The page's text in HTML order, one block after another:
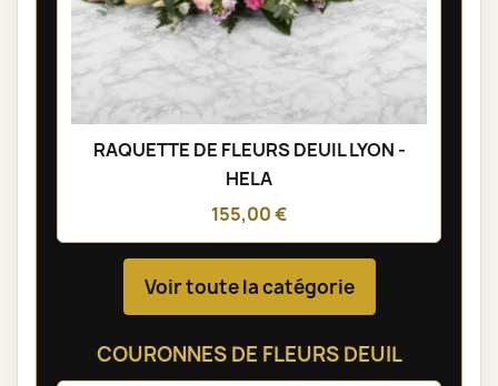
RAQUETTE DE FLEURS DEUIL LYON -
HELA
155,00 €
Voir toute la catégorie
COURONNES DE FLEURS DEUIL